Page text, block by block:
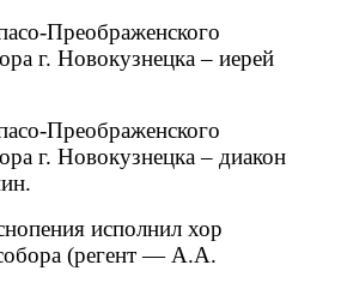
Преображенского
г. Новокузнецка – иерей
Преображенского
г. Новокузнецка – диакон
исполнил хор
(регент — А.А.